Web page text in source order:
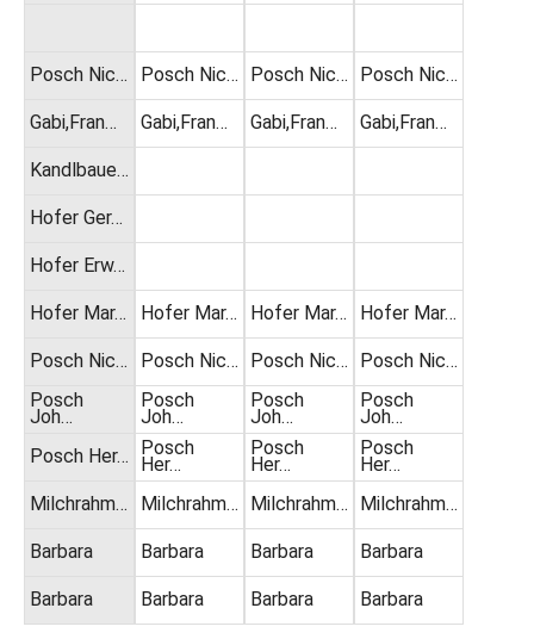
Posch Nic…
Gabi,Fran…
Kandlbaue…
Hofer Ger…
Hofer Erw…
Hofer Mar…
Posch Nic…
Posch
Joh…
Posch Her…
Milchrahm…
Barbara
Barbara
Posch Nic…
Gabi,Fran…
Hofer Mar…
Posch Nic…
Posch
Joh…
Posch
Her…
Milchrahm…
Barbara
Barbara
Posch Nic…
Gabi,Fran…
Hofer Mar…
Posch Nic…
Posch
Joh…
Posch
Her…
Milchrahm…
Barbara
Barbara
Posch Nic…
Gabi,Fran…
Hofer Mar…
Posch Nic…
Posch
Joh…
Posch
Her…
Milchrahm…
Barbara
Barbara